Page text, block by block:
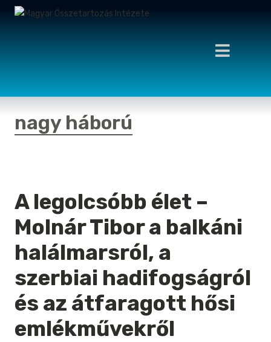
nagy háború
A legolcsóbb élet –
Molnár Tibor a balkáni
halálmarsról, a
szerbiai hadifogságról
és az átfaragott hősi
emlékművekről